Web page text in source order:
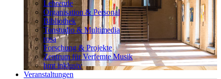
Lehrende
Organisation & Personal
Bibliothek
Tonstudio & Multimedia
rosa
Forschung & Projekte
Zentrum für Verfemte Musik
hmt inklusiv
Veranstaltungen